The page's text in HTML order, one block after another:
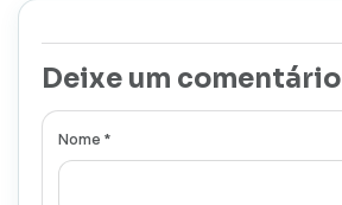
Deixe um comentário
Nome *